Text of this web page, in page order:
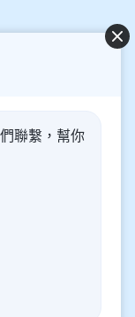
下内容將為你帶
聯繫，幫你